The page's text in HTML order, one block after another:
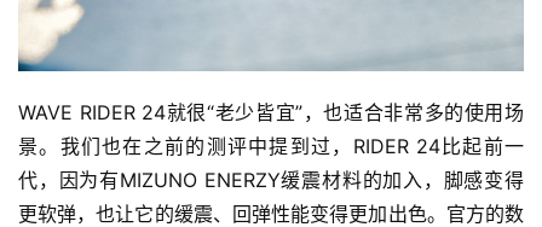
WAVE RIDER 24就很“老少皆宜”，也适合非常多的使用场
景。我们也在之前的测评中提到过，RIDER 24比起前一
代，因为有MIZUNO ENERZY缓震材料的加入，脚感变得
更软弹，也让它的缓震、回弹性能变得更加出色。官方的数